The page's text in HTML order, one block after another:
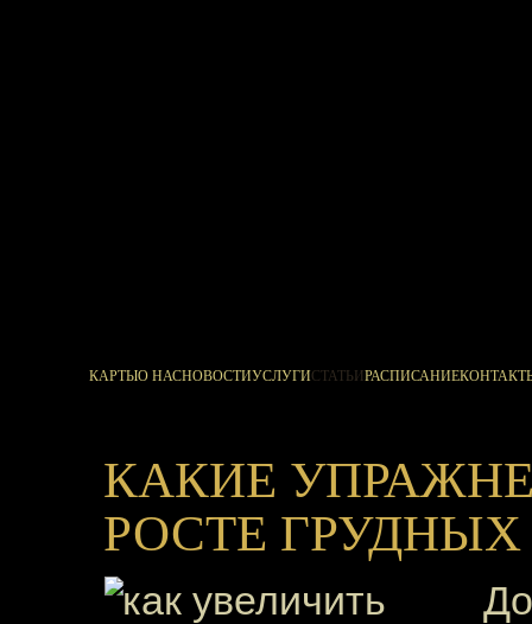
КАРТЫО НАСНОВОСТИУСЛУГИСТАТЬИРАСПИСАНИЕ
КАКИЕ
РОСТЕ